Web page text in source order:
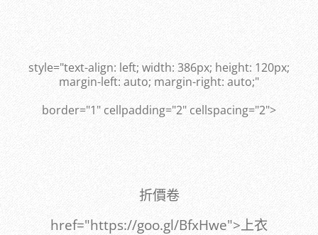
style="text-align: left; width: 386px; height: 120px;
margin-left: auto; margin-right: auto;"
border="1" cellpadding="2" cellspacing="2">
折價卷
href="https://goo.gl/BfxHwe">上衣